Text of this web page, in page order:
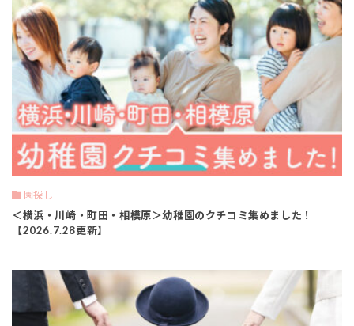
園探し
＜横浜・川崎・町田・相模原＞幼稚園のクチコミ集めました！
【2026.7.28更新】